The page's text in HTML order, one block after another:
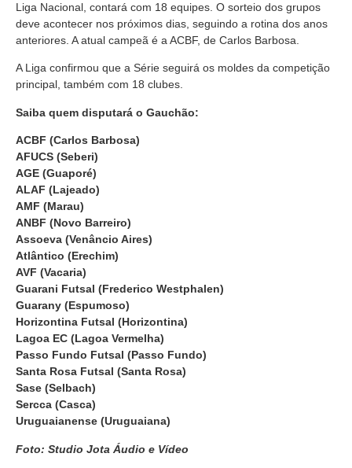
Liga Nacional, contará com 18 equipes. O sorteio dos grupos
deve acontecer nos próximos dias, seguindo a rotina dos anos
anteriores. A atual campeã é a ACBF, de Carlos Barbosa.
A Liga confirmou que a Série seguirá os moldes da competição
principal, também com 18 clubes.
Saiba quem disputará o Gauchão:
ACBF (Carlos Barbosa)
AFUCS (Seberi)
AGE (Guaporé)
ALAF (Lajeado)
AMF (Marau)
ANBF (Novo Barreiro)
Assoeva (Venâncio Aires)
Atlântico (Erechim)
AVF (Vacaria)
Guarani Futsal (Frederico Westphalen)
Guarany (Espumoso)
Horizontina Futsal (Horizontina)
Lagoa EC (Lagoa Vermelha)
Passo Fundo Futsal (Passo Fundo)
Santa Rosa Futsal (Santa Rosa)
Sase (Selbach)
Sercca (Casca)
Uruguaianense (Uruguaiana)
Foto: Studio Jota Áudio e Vídeo